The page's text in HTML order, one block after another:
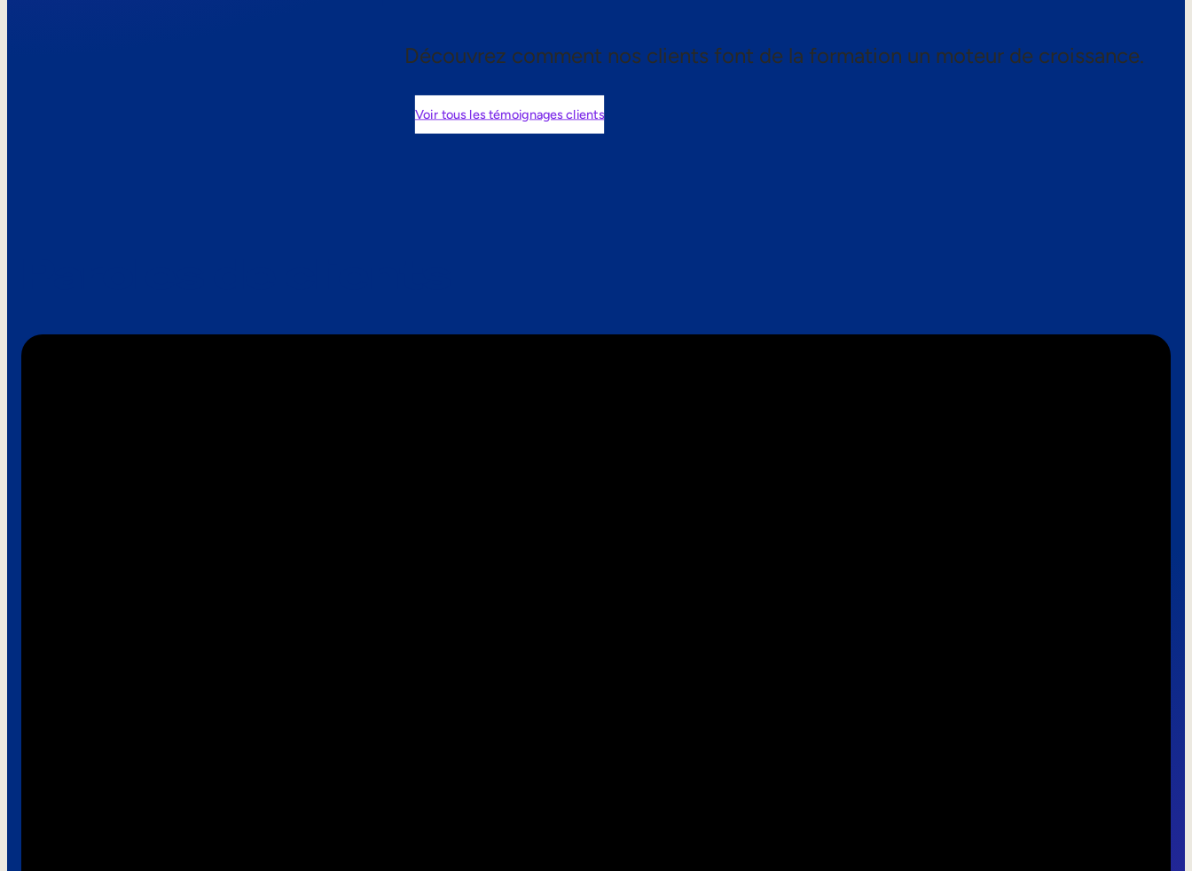
Découvrez comment nos clients font de la formation un moteur de croissance.
Voir tous les témoignages clients